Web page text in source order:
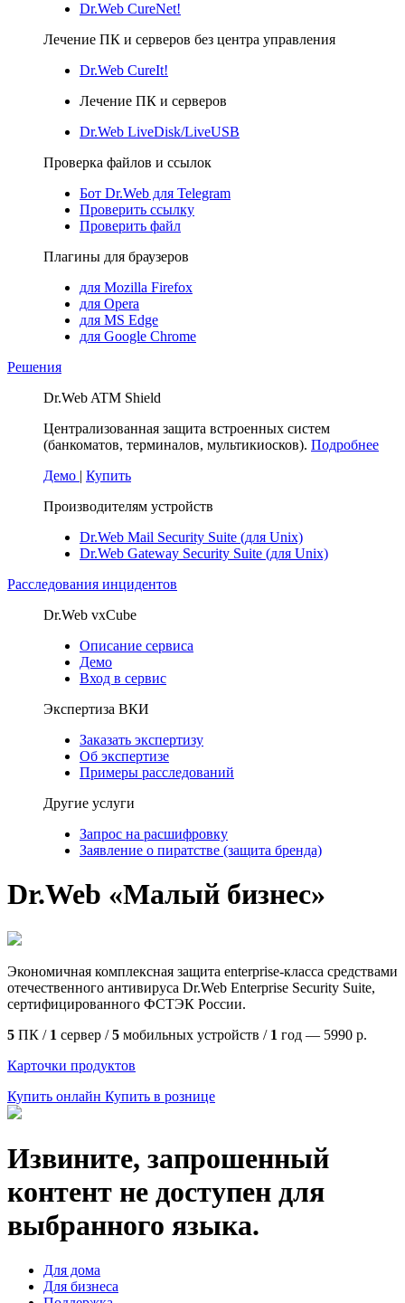
Dr.Web CureNet!
Лечение ПК и серверов без центра управления
Dr.Web CureIt!
Лечение ПК и серверов
Dr.Web LiveDisk/LiveUSB
Проверка файлов и ссылок
Бот Dr.Web для Telegram
Проверить ссылку
Проверить файл
Плагины для браузеров
для Mozilla Firefox
для Opera
для MS Edge
для Google Chrome
Решения
Dr.Web ATM Shield
Централизованная защита встроенных систем
(банкоматов, терминалов, мультикиосков). Подробнее
Демо | Купить
Производителям устройств
Dr.Web Mail Security Suite (для Unix)
Dr.Web Gateway Security Suite (для Unix)
Расследования инцидентов
Dr.Web vxCube
Описание сервиса
Демо
Вход в сервис
Экспертиза ВКИ
Заказать экспертизу
Об экспертизе
Примеры расследований
Другие услуги
Запрос на расшифровку
Заявление о пиратстве (защита бренда)
Dr.Web «Малый бизнес»
Экономичная комплексная защита enterprise-класса средствами
отечественного антивируса Dr.Web Enterprise Security Suite,
сертифицированного ФСТЭК России.
5 ПК / 1 сервер /5 мобильных устройств / 1 год — 5990 р.
Карточки продуктов
Купить онлайн Купить в рознице
Извините, запрошенный
контент не доступен для
выбранного языка.
Для дома
Для бизнеса